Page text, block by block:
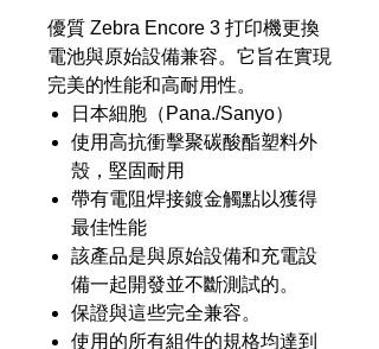
優質 Zebra Encore 3 打印機更換
電池與原始設備兼容。它旨在實現
完美的性能和高耐用性。
日本細胞（Pana./Sanyo）
使用高抗衝擊聚碳酸酯塑料外
殼，堅固耐用
帶有電阻焊接鍍金觸點以獲得
最佳性能
該產品是與原始設備和充電設
備一起開發並不斷測試的。
保證與這些完全兼容。
使用的所有組件的規格均達到